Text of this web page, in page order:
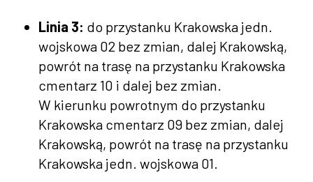
Linia 3: do przystanku Krakowska jedn.
wojskowa 02 bez zmian, dalej Krakowską,
powrót na trasę na przystanku Krakowska
cmentarz 10 i dalej bez zmian.
W kierunku powrotnym do przystanku
Krakowska cmentarz 09 bez zmian, dalej
Krakowską, powrót na trasę na przystanku
Krakowska jedn. wojskowa 01.